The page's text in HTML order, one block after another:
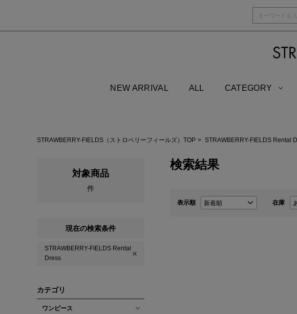
NEW ARRIVAL ALL CATEGORY
STRAWBERRY-FIELDS（ストロベリーフィールズ）TOP STRAWBERRY-FIELDS Rental
対象商品
件
現在の検索条件
STRAWBERRY-FIELDS Rental
Dress
カテゴリ
ワンピース
検索結果
表示順 在庫